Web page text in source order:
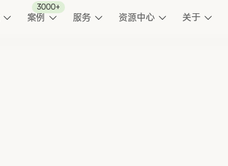
案例
3000+
服务 资源中心 关于